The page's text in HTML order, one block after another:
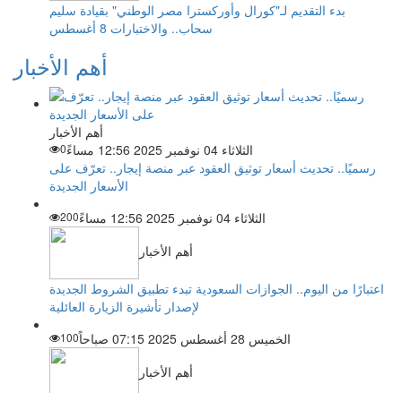
بدء التقديم لـ"كورال وأوركسترا مصر الوطني" بقيادة سليم
سحاب.. والاختبارات 8 أغسطس
أهم الأخبار
أهم الأخبار
الثلاثاء 04 نوفمبر 2025 12:56 مساءً
0
رسميًا.. تحديث أسعار توثيق العقود عبر منصة إيجار.. تعرّف على
الأسعار الجديدة
الثلاثاء 04 نوفمبر 2025 12:56 مساءً
200
أهم الأخبار
اعتبارًا من اليوم.. الجوازات السعودية تبدء تطبيق الشروط الجديدة
لإصدار تأشيرة الزيارة العائلية
الخميس 28 أغسطس 2025 07:15 صباحاً
100
أهم الأخبار